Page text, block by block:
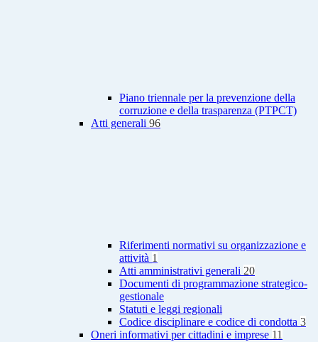
Piano triennale per la prevenzione della
corruzione e della trasparenza (PTPCT)
Atti generali 96
Riferimenti normativi su organizzazione e
attività 1
Atti amministrativi generali 20
Documenti di programmazione strategico-
gestionale
Statuti e leggi regionali
Codice disciplinare e codice di condotta 3
Oneri informativi per cittadini e imprese 11